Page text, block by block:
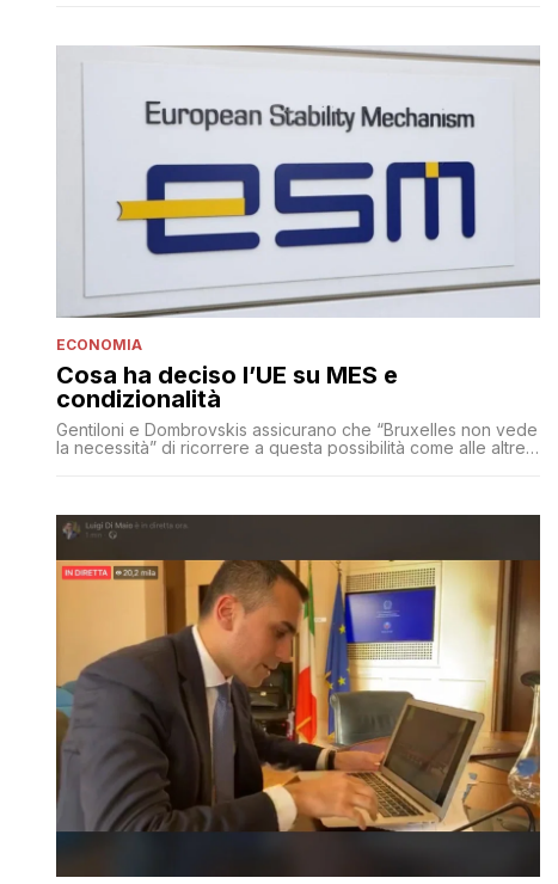
cambiando idea?
ECONOMIA
Cosa ha deciso l’UE su MES e
condizionalità
Gentiloni e Dombrovskis assicurano che “Bruxelles non vede
la necessità” di ricorrere a questa possibilità come alle altre